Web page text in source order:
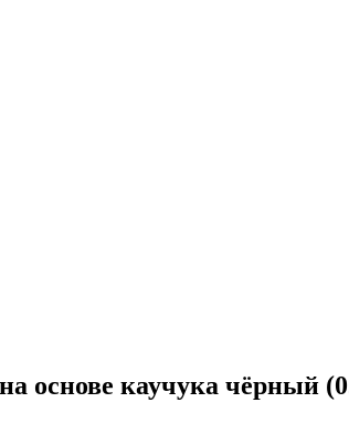
основе каучука чёрный